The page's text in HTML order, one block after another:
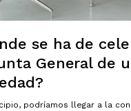
se ha de
General de
podríamos llegar a la